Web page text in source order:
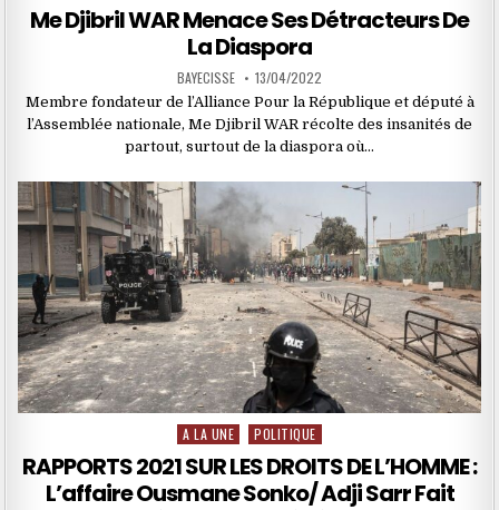
in
Me Djibril WAR Menace Ses Détracteurs De
La Diaspora
BAYECISSE 13/04/2022
Membre fondateur de l’Alliance Pour la République et député à
l’Assemblée nationale, Me Djibril WAR récolte des insanités de
partout, surtout de la diaspora où…
Posted
in
A LA UNE POLITIQUE
RAPPORTS 2021 SUR LES DROITS DE L’HOMME :
L’affaire Ousmane Sonko/ Adji Sarr Fait